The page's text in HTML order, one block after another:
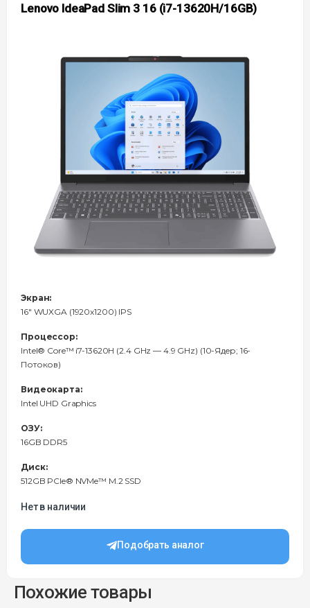
Lenovo IdeaPad Slim 3 16 (i7-13620H/16GB)
Экран:
16" WUXGA (1920x1200) IPS
Процессор:
Intel® Core™ i7-13620H (2.4 GHz — 4.9 GHz) (10-Ядeр; 16-
Потоков)
Видеокарта:
Intel UHD Graphics
ОЗУ:
16GB DDR5
Диск:
512GB PCIe® NVMe™ M.2 SSD
Нет в наличии
Подобрать аналог
Похожие товары